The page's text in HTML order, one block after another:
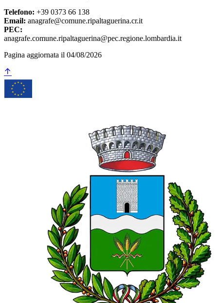
Telefono: +39 0373 66 138
Email: anagrafe@comune.ripaltaguerina.cr.it
PEC:
anagrafe.comune.ripaltaguerina@pec.regione.lombardia.it
Pagina aggiornata il 04/08/2026